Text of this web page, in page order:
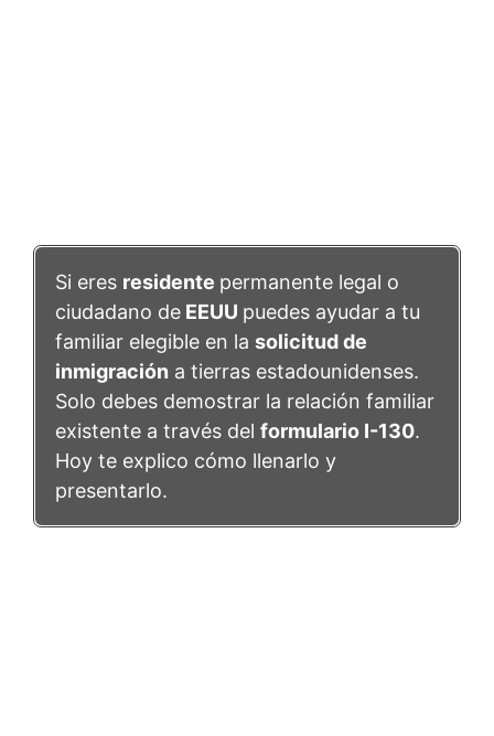
Si eres residente permanente legal o
ciudadano de EEUU puedes ayudar a tu
familiar elegible en la solicitud de
inmigración a tierras estadounidenses.
Solo debes demostrar la relación familiar
existente a través del formulario I-130.
Hoy te explico cómo llenarlo y
presentarlo.